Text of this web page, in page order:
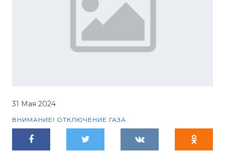
31 Мая 2024
ВНИМАНИЕ! ОТКЛЮЧЕНИЕ ГАЗА